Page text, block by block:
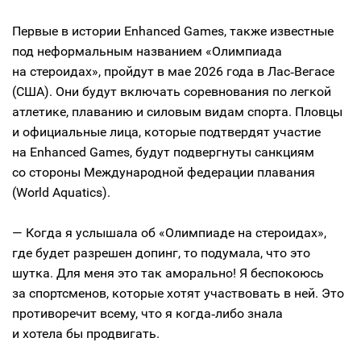
Первые в истории Enhanced Games, также известные
под неформальным названием «Олимпиада
на стероидах», пройдут в мае 2026 года в Лас‑Вегасе
(США). Они будут включать соревнования по легкой
атлетике, плаванию и силовым видам спорта. Пловцы
и официальные лица, которые подтвердят участие
на Enhanced Games, будут подвергнуты санкциям
со стороны Международной федерации плавания
(World Aquatics).
— Когда я услышала об «Олимпиаде на стероидах»,
где будет разрешен допинг, то подумала, что это
шутка. Для меня это так аморально! Я беспокоюсь
за спортсменов, которые хотят участвовать в ней. Это
противоречит всему, что я когда‑либо знала
и хотела бы продвигать.